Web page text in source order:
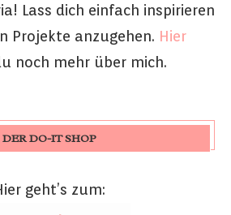
Lass dich einfach inspirieren
Projekte anzugehen. Hier
noch mehr über mich.
DER DO-IT SHOP
geht’s zum: